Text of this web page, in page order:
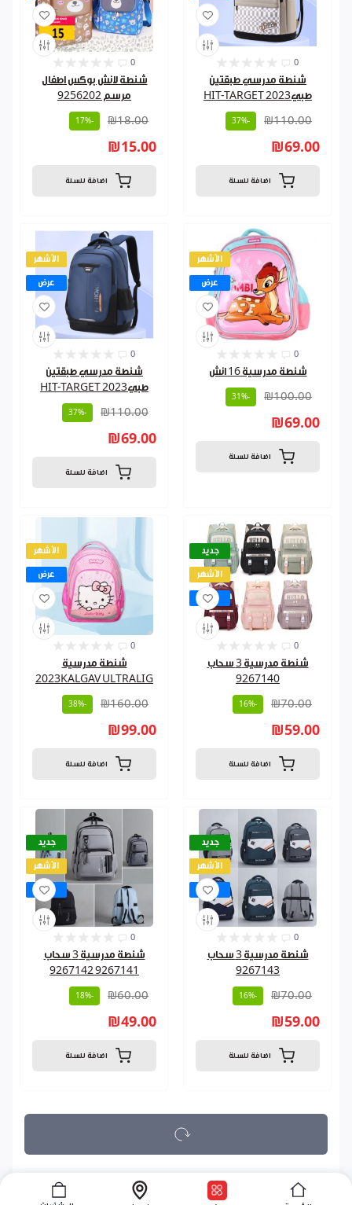
0
شنطة لانش بوكس اطفال
مرسم 9256202
₪18.00
-17%
₪15.00
اضافة للسلة
0
شنطة مدرسي طبقتين
طبي2023 HIT-TARGET
₪110.00
-37%
₪69.00
اضافة للسلة
الأشهر
عرض
0
شنطة مدرسي طبقتين
طبي2023 HIT-TARGET
₪110.00
-37%
₪69.00
اضافة للسلة
الأشهر
عرض
0
شنطة مدرسية 16 انش
₪100.00
-31%
₪69.00
اضافة للسلة
الأشهر
عرض
0
شنطة مدرسية
2023KALGAV ULTRALIG
₪160.00
-38%
₪99.00
اضافة للسلة
جديد
الأشهر
عرض
0
شنطة مدرسية 3 سحاب
9267140
₪70.00
-16%
₪59.00
اضافة للسلة
جديد
الأشهر
عرض
0
شنطة مدرسية 3 سحاب
9267141 9267142
₪60.00
-18%
₪49.00
اضافة للسلة
جديد
الأشهر
عرض
0
شنطة مدرسية 3 سحاب
9267143
₪70.00
-16%
₪59.00
اضافة للسلة